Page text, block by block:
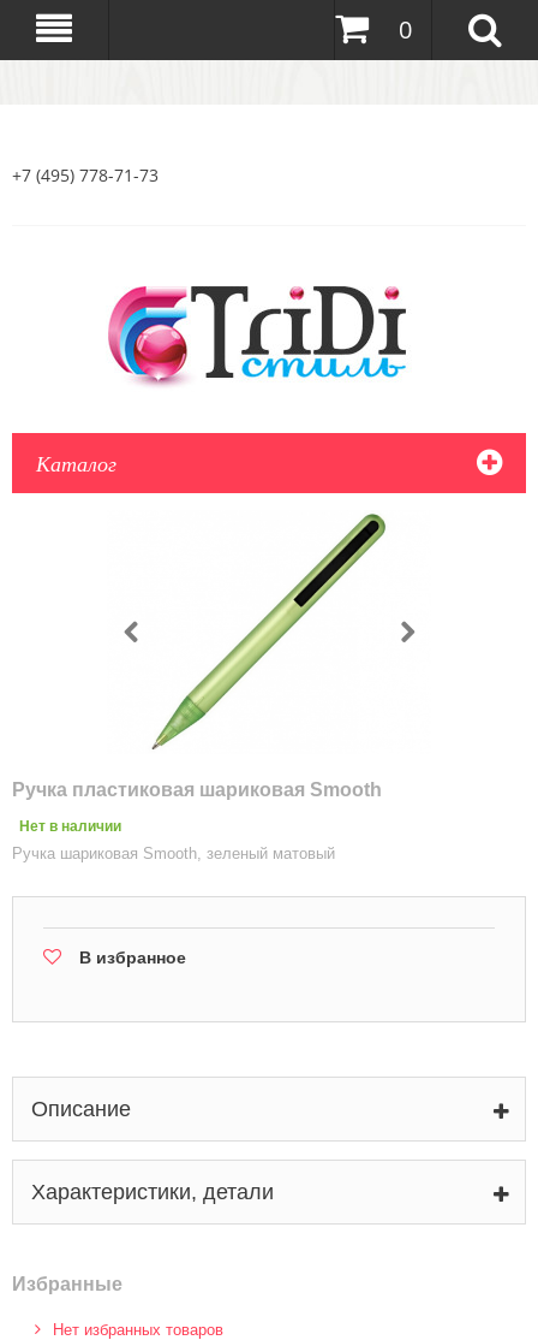
0
+7 (495) 778-71-73
Каталог
Ручка пластиковая шариковая Smooth
Нет в наличии
Ручка шариковая Smooth, зеленый матовый
В избранное
Описание
Характеристики, детали
Избранные
Нет избранных товаров